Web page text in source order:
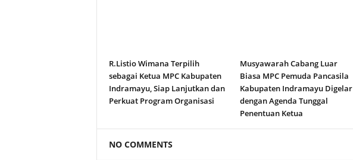
R.Listio Wimana Terpilih
sebagai Ketua MPC Kabupaten
Indramayu, Siap Lanjutkan dan
Perkuat Program Organisasi
Musyawarah Cabang Luar
Biasa MPC Pemuda Pancasila
Kabupaten Indramayu Digelar
dengan Agenda Tunggal
Penentuan Ketua
NO COMMENTS